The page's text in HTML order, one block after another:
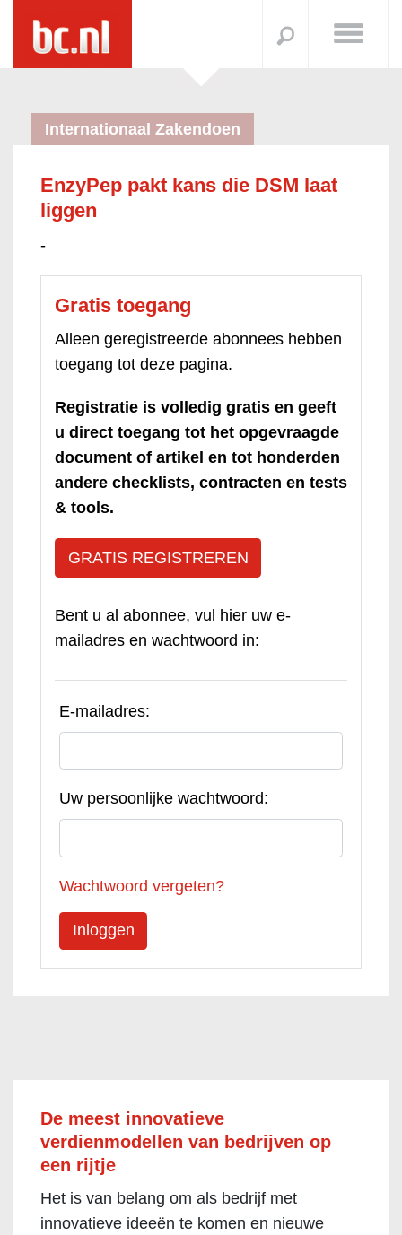
Internationaal Zakendoen
EnzyPep pakt kans die DSM laat
liggen
-
Gratis toegang
Alleen geregistreerde abonnees hebben
toegang tot deze pagina.
Registratie is volledig gratis en geeft
u direct toegang tot het opgevraagde
document of artikel en tot honderden
andere checklists, contracten en tests
& tools.
GRATIS REGISTREREN
Bent u al abonnee, vul hier uw e-
mailadres en wachtwoord in:
E-mailadres:
Uw persoonlijke wachtwoord:
Wachtwoord vergeten?
De meest innovatieve
verdienmodellen van bedrijven op
een rijtje
Het is van belang om als bedrijf met
innovatieve ideeën te komen en nieuwe